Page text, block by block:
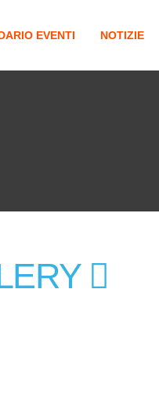
EVENTI NOTIZIE